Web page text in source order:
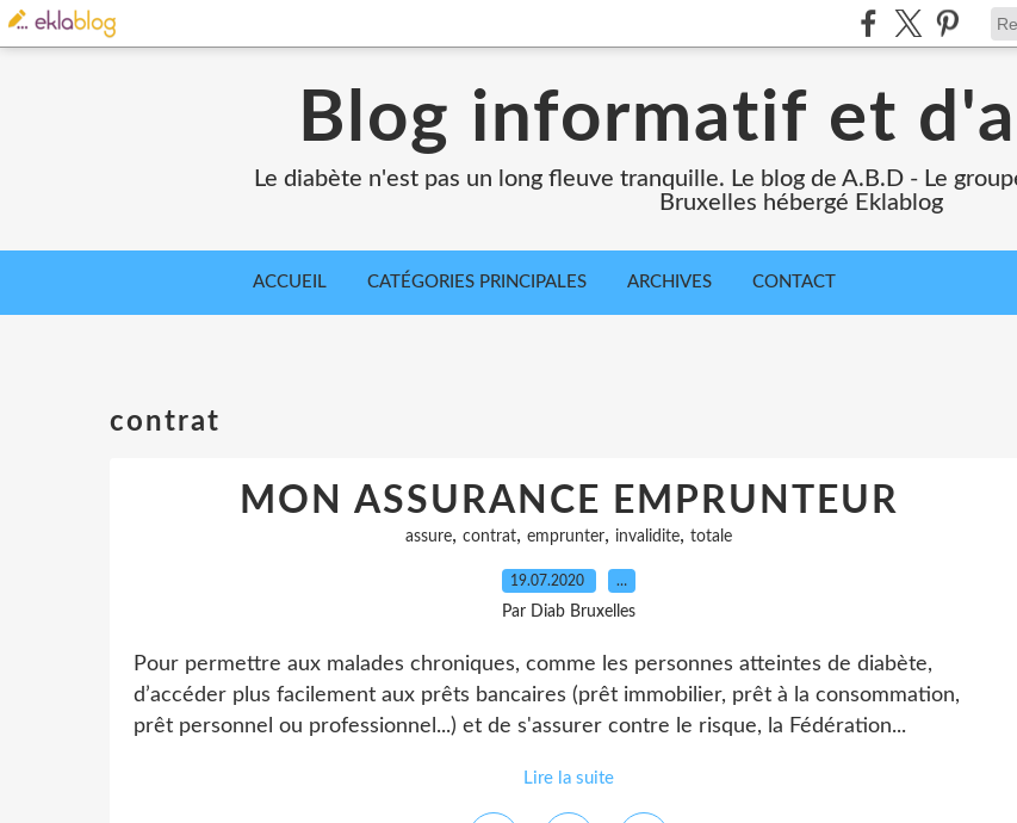
Blog informatif et
Le diabète n'est pas un long fleuve tranquille. Le blog de A.B.D - Le
Bruxelles hébergé Eklablog
ACCUEIL CATÉGORIES PRINCIPALES ARCHIVES CONTACT
contrat
MON ASSURANCE EMPRUNTEUR
assure, contrat, emprunter, invalidite, totale
19.07.2020 …
Par Diab Bruxelles
Pour permettre aux malades chroniques, comme les personnes atteintes de diabète,
d’accéder plus facilement aux prêts bancaires (prêt immobilier, prêt à la consommation,
prêt personnel ou professionnel...) et de s'assurer contre le risque, la Fédération...
Lire la suite